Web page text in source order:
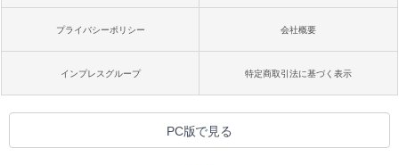
プライバシーポリシー 会社概要
インプレスグループ 特定商取引法に基づく表示
PC版で見る